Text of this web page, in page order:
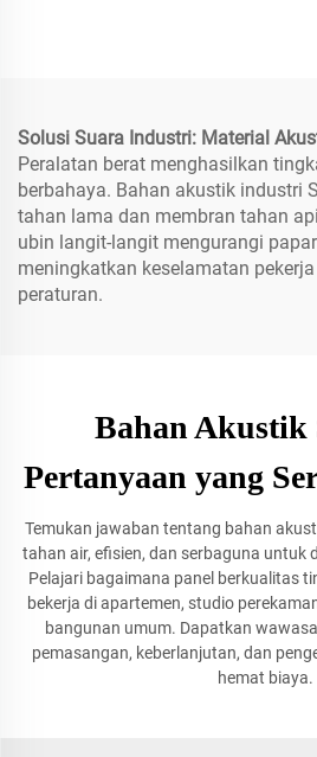
Solusi Suara Industri: Material
Peralatan berat menghasilkan
berbahaya. Bahan akustik industri
tahan lama dan membran tahan
ubin langit-langit mengurangi
meningkatkan keselamatan
peraturan.
Bahan
Pertanyaan yang
Temukan jawaban tentang bahan
tahan air, efisien, dan serbaguna untuk
Pelajari bagaimana panel berkualitas
bekerja di apartemen, studio
bangunan umum. Dapatkan
pemasangan, keberlanjutan, dan
hemat biaya.